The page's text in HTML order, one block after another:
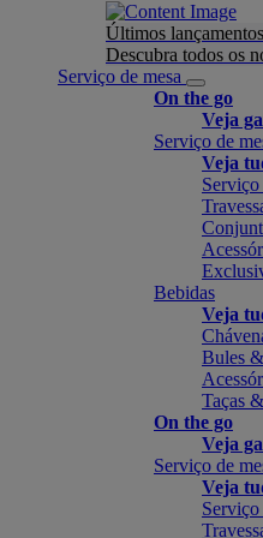
Últimos lançamentos
Descubra todos os
Serviço de mesa
On the go
Veja
Serviço de
Veja
Serviço
Bebidas
Veja
Bules
Taças
On the go
Veja
Serviço de
Veja
Serviço